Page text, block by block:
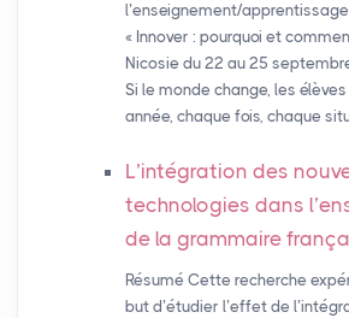
l’enseignement/
« Innover : pourquoi et
Nicosie du 22 au 25
Si le monde change, les
année, chaque fois, chaque
L’intégration des
technologies dans
de la grammaire
Résumé Cette recherche
but d’étudier l’effet de